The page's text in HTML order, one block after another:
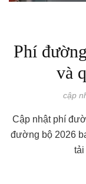
Phí
và
cập
Cập nhật phí
đường bộ 2026
tải